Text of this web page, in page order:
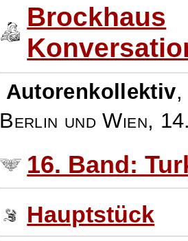
Brockhaus
Autorenkollektiv
Berlin und Wien,
16. Band:
Hauptstück